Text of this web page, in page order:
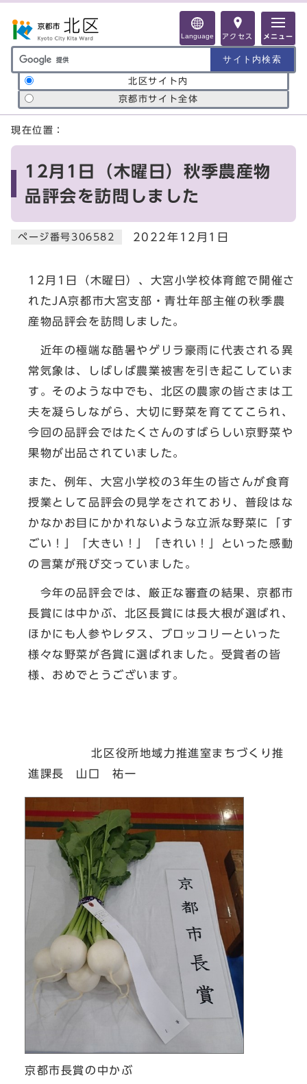
Language アクセス メニュー
サイト内検索の範囲
北区サイト内
京都市サイト全体
ここから本文です
現在位置：
12月1日（木曜日）秋季農産物
品評会を訪問しました
ページ番号306582 2022年12月1日
12月1日（木曜日）、大宮小学校体育館で開催さ
れたJA京都市大宮支部・青壮年部主催の秋季農
産物品評会を訪問しました。
近年の極端な酷暑やゲリラ豪雨に代表される異
常気象は、しばしば農業被害を引き起こしていま
す。そのような中でも、北区の農家の皆さまは工
夫を凝らしながら、大切に野菜を育ててこられ、
今回の品評会ではたくさんのすばらしい京野菜や
果物が出品されていました。
また、例年、大宮小学校の3年生の皆さんが食育
授業として品評会の見学をされており、普段はな
かなかお目にかかれないような立派な野菜に「す
ごい！」「大きい！」「きれい！」といった感動
の言葉が飛び交っていました。
今年の品評会では、厳正な審査の結果、京都市
長賞には中かぶ、北区長賞には長大根が選ばれ、
ほかにも人参やレタス、ブロッコリーといった
様々な野菜が各賞に選ばれました。受賞者の皆
様、おめでとうございます。
北区役所地域力推進室まちづくり推
進課長 山口 祐一
京都市長賞の中かぶ